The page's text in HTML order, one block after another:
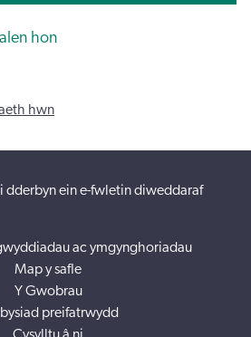
hon
hwn
dderbyn ein e-fwletin diweddaraf
ac ymgynghoriadau
Map y safle
Y Gwobrau
preifatrwydd
Cysylltu â ni